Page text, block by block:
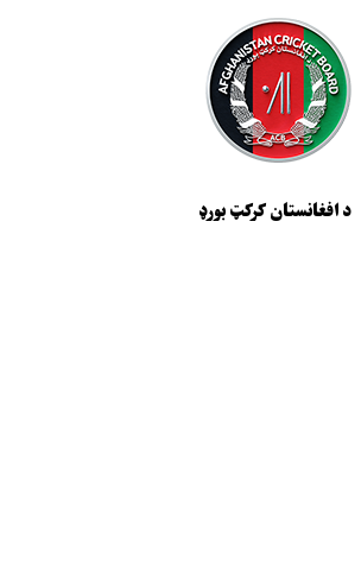
د افغانستان کرکټ بورډ